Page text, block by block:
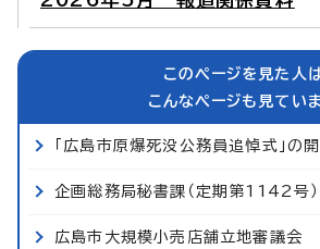
このページを見た人
こんなページも見てい
「広島市原爆死没公務員追悼式」の
企画総務局秘書課（定期第1142号）
広島市大規模小売店舗立地審議会